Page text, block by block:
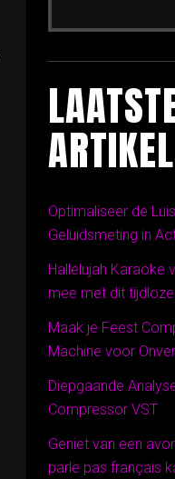
Optimaliseer de
Geluidsmeting in
Hallelujah Karaoke
mee met dit
Maak je Feest
Machine voor
Diepgaande
Compressor VST
Geniet van een
parle pas français